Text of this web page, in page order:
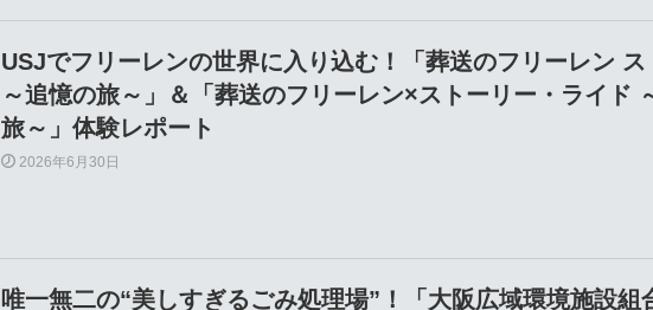
USJでフリーレンの世界に入り込む！「葬送のフリーレン
～追憶の旅～」＆「葬送のフリーレン×ストーリー・ライド
旅～」体験レポート
2026年6月30日
唯一無二の“美しすぎるごみ処理場”！「大阪広域環境施設組